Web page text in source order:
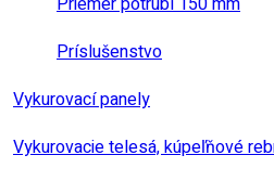
Príslušenstvo
Vykurovací panely
Vykurovacie telesá, kúpeľňové